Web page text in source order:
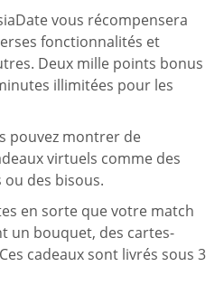
vous récompensera
fonctionnalités et
Deux mille points bonus
illimitées pour les
pouvez montrer de
virtuels comme des
des bisous.
en sorte que votre match
un bouquet, des cartes-
cadeaux sont livrés sous 3